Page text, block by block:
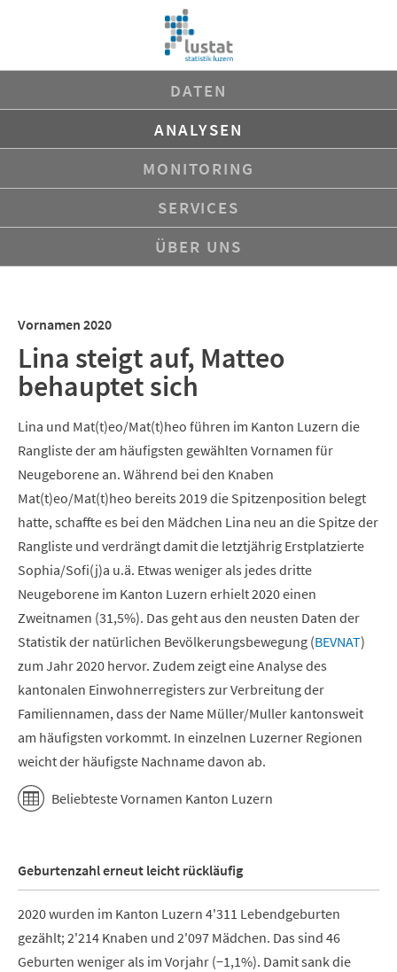
DATEN
ANALYSEN
MONITORING
SERVICES
ÜBER UNS
Vornamen 2020
Lina steigt auf, Matteo
behauptet sich
Lina und Mat(t)eo/Mat(t)heo führen im Kanton Luzern die
Rangliste der am häufigsten gewählten Vornamen für
Neugeborene an. Während bei den Knaben
Mat(t)eo/Mat(t)heo bereits 2019 die Spitzenposition belegt
hatte, schaffte es bei den Mädchen Lina neu an die Spitze der
Rangliste und verdrängt damit die letztjährig Erstplatzierte
Sophia/Sofi(j)a u.ä. Etwas weniger als jedes dritte
Neugeborene im Kanton Luzern erhielt 2020 einen
Zweitnamen (31,5%). Das geht aus den neusten Daten der
Statistik der natürlichen Bevölkerungsbewegung (BEVNAT)
zum Jahr 2020 hervor. Zudem zeigt eine Analyse des
kantonalen Einwohnerregisters zur Verbreitung der
Familiennamen, dass der Name Müller/Muller kantonsweit
am häufigsten vorkommt. In einzelnen Luzerner Regionen
weicht der häufigste Nachname davon ab.
Beliebteste Vornamen Kanton Luzern
Geburtenzahl erneut leicht rückläufig
2020 wurden im Kanton Luzern 4'311 Lebendgeburten
gezählt; 2'214 Knaben und 2'097 Mädchen. Das sind 46
Geburten weniger als im Vorjahr (−1,1%). Damit sank die